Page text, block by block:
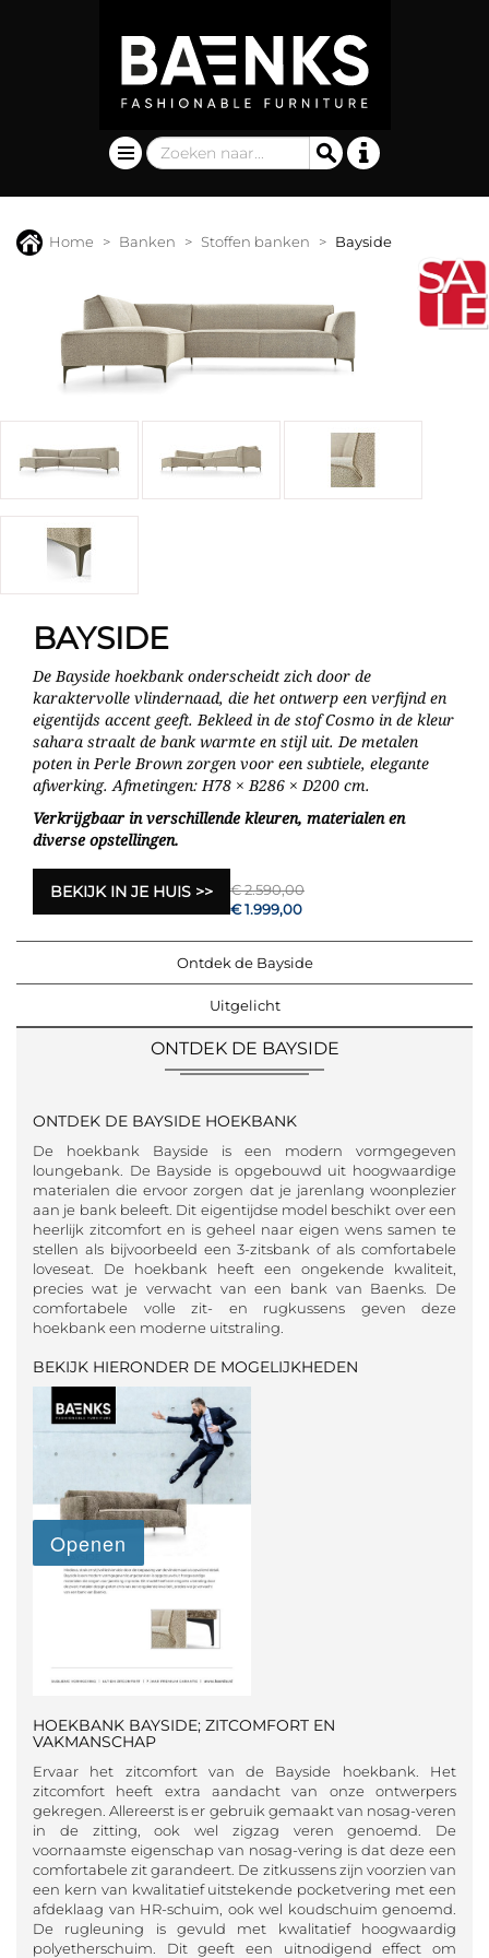
Home Banken Stoffen banken Bayside
BAYSIDE
De Bayside hoekbank onderscheidt zich door de
karaktervolle vlindernaad, die het ontwerp een verfijnd en
eigentijds accent geeft. Bekleed in de stof Cosmo in de kleur
sahara straalt de bank warmte en stijl uit. De metalen
poten in Perle Brown zorgen voor een subtiele, elegante
afwerking. Afmetingen: H78 × B286 × D200 cm.
Verkrijgbaar in verschillende kleuren, materialen en
diverse opstellingen.
BEKIJK IN JE HUIS
€ 2.590,00
€ 1.999,00
Ontdek de Bayside
Uitgelicht
ONTDEK DE BAYSIDE
ONTDEK DE BAYSIDE HOEKBANK
De hoekbank Bayside is een modern vormgegeven
loungebank. De Bayside is opgebouwd uit hoogwaardige
materialen die ervoor zorgen dat je jarenlang woonplezier
aan je bank beleeft. Dit eigentijdse model beschikt over een
heerlijk zitcomfort en is geheel naar eigen wens samen te
stellen als bijvoorbeeld een 3-zitsbank of als comfortabele
loveseat. De hoekbank heeft een ongekende kwaliteit,
precies wat je verwacht van een bank van Baenks. De
comfortabele volle zit- en rugkussens geven deze
hoekbank een moderne uitstraling.
BEKIJK HIERONDER DE MOGELIJKHEDEN
HOEKBANK BAYSIDE; ZITCOMFORT EN
VAKMANSCHAP
Ervaar het zitcomfort van de Bayside hoekbank. Het
zitcomfort heeft extra aandacht van onze ontwerpers
gekregen. Allereerst is er gebruik gemaakt van nosag-veren
in de zitting, ook wel zigzag veren genoemd. De
voornaamste eigenschap van nosag-vering is dat deze een
comfortabele zit garandeert. De zitkussens zijn voorzien van
een kern van kwalitatief uitstekende pocketvering met een
afdeklaag van HR-schuim, ook wel koudschuim genoemd.
De rugleuning is gevuld met kwalitatief hoogwaardig
polyetherschuim. Dit geeft een uitnodigend effect om